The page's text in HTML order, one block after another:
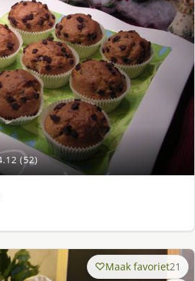
(52)
Maak favoriet21